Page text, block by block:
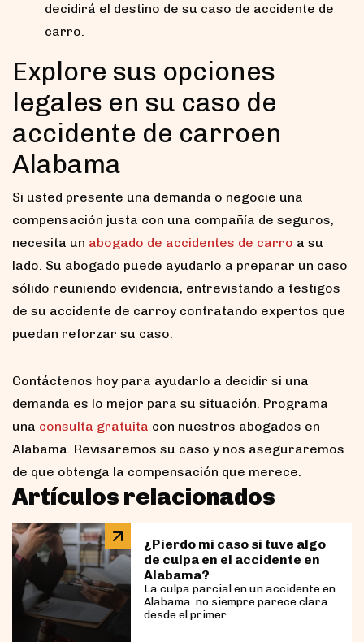
decidirá el destino de su caso de accidente de
carro.
Explore sus opciones
legales en su caso de
accidente de carroen
Alabama
Si usted presente una demanda o negocie una
compensación justa con una compañía de seguros,
necesita un abogado de accidentes de carro a su
lado. Su abogado puede ayudarlo a preparar un caso
sólido reuniendo evidencia, entrevistando a testigos
de su accidente de carroy contratando expertos que
puedan reforzar su caso.
Contáctenos hoy para ayudarlo a decidir si una
demanda es lo mejor para su situación. Programa
una consulta gratuita con nuestros abogados en
Alabama. Revisaremos su caso y nos aseguraremos
de que obtenga la compensación que merece.
Artículos relacionados
¿Pierdo mi caso si tuve algo
de culpa en el accidente en
Alabama?
La culpa parcial en un accidente en
Alabama no siempre parece clara
desde el primer...